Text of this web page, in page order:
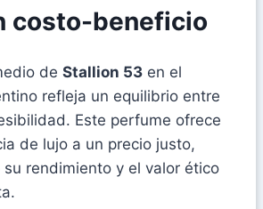
costo-beneficio
de Stallion 53 en el
refleja un equilibrio entre
Este perfume ofrece
de lujo a un precio justo,
rendimiento y el valor ético